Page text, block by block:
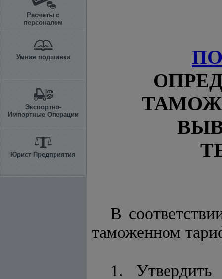
Расчеты с
персоналом
Умная подшивка
Экспортно-
Импортные Операции
Юрист Предприятия
В
таможенном
1.